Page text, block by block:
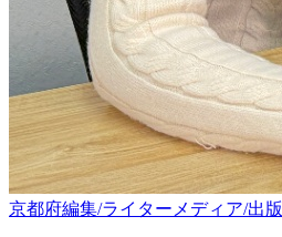
京都府編集/ライター メディア/出版